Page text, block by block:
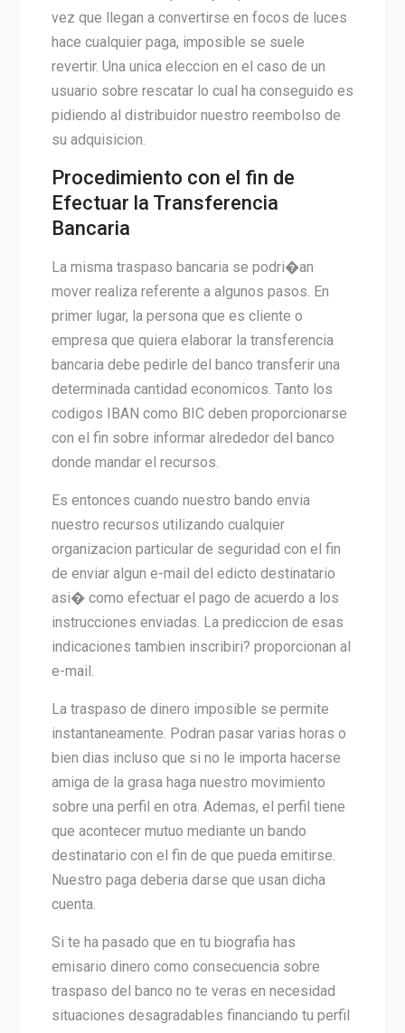
vez que llegan a convertirse en focos de luces
hace cualquier paga, imposible se suele
revertir. Una unica eleccion en el caso de un
usuario sobre rescatar lo cual ha conseguido es
pidiendo al distribuidor nuestro reembolso de
su adquisicion.
Procedimiento con el fin de
Efectuar la Transferencia
Bancaria
La misma traspaso bancaria se podri�an
mover realiza referente a algunos pasos. En
primer lugar, la persona que es cliente o
empresa que quiera elaborar la transferencia
bancaria debe pedirle del banco transferir una
determinada cantidad economicos. Tanto los
codigos IBAN como BIC deben proporcionarse
con el fin sobre informar alrededor del banco
donde mandar el recursos.
Es entonces cuando nuestro bando envia
nuestro recursos utilizando cualquier
organizacion particular de seguridad con el fin
de enviar algun e-mail del edicto destinatario
asi� como efectuar el pago de acuerdo a los
instrucciones enviadas. La prediccion de esas
indicaciones tambien inscribiri? proporcionan al
e-mail.
La traspaso de dinero imposible se permite
instantaneamente. Podran pasar varias horas o
bien dias incluso que si no le importa hacerse
amiga de la grasa haga nuestro movimiento
sobre una perfil en otra. Ademas, el perfil tiene
que acontecer mutuo mediante un bando
destinatario con el fin de que pueda emitirse.
Nuestro paga deberia darse que usan dicha
cuenta.
Si te ha pasado que en tu biografia has
emisario dinero como consecuencia sobre
traspaso del banco no te veras en necesidad
situaciones desagradables financiando tu perfil